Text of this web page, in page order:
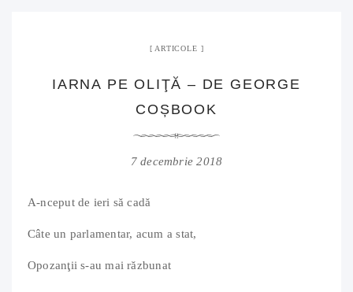
ARTICOLE
IARNA PE OLIŢĂ – DE GEORGE
COȘBOOK
7 decembrie 2018
A-nceput de ieri să cadă
Câte un parlamentar, acum a stat,
Opozanţii s-au mai răzbunat